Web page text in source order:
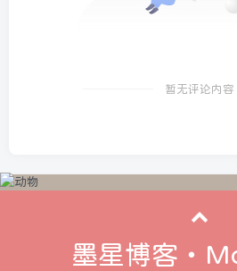
暂无评论内容
墨星博客・